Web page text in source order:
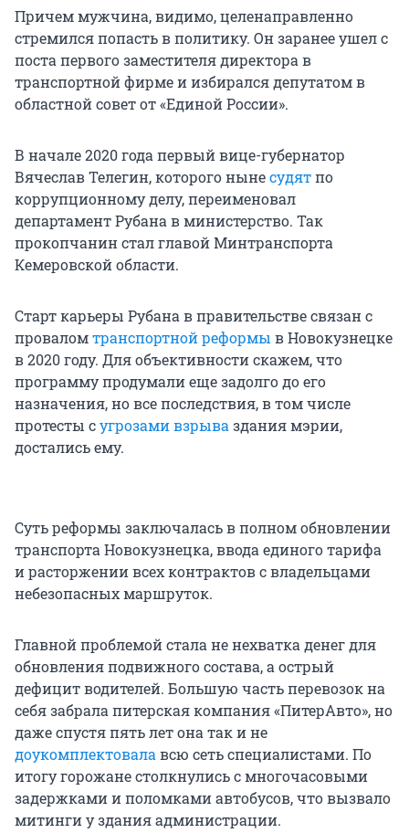
Причем мужчина, видимо, целенаправленно
стремился попасть в политику. Он заранее ушел с
поста первого заместителя директора в
транспортной фирме и избирался депутатом в
областной совет от «Единой России».
В начале 2020 года первый вице-губернатор
Вячеслав Телегин, которого нынесудятпо
коррупционному делу, переименовал
департамент Рубана в министерство. Так
прокопчанин стал главой Минтранспорта
Кемеровской области.
Старт карьеры Рубана в правительстве связан с
проваломтранспортной реформы в Новокузнецке
в 2020 году. Для объективности скажем, что
программу продумали еще задолго до его
назначения, но все последствия, в том числе
протесты сугрозами взрыва здания мэрии,
достались ему.
Суть реформы заключалась в полном обновлении
транспорта Новокузнецка, ввода единого тарифа
и расторжении всех контрактов с владельцами
небезопасных маршруток.
Главной проблемой стала не нехватка денег для
обновления подвижного состава, а острый
дефицит водителей. Большую часть перевозок на
себя забрала питерская компания «ПитерАвто», но
даже спустя пять лет она так и не
доукомплектовала всю сеть специалистами. По
итогу горожане столкнулись с многочасовыми
задержками и поломками автобусов, что вызвало
митинги у здания администрации.